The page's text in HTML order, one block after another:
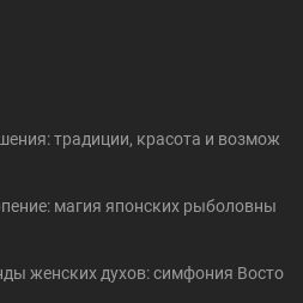
традиции, красота и возмож
магия японских рыболовны
женских духов: симфония Восто